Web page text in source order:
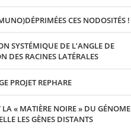
CES NODOSITÉS !
SYSTÉMIQUE DE L’ANGLE DE
DES RACINES LATÉRALES
PROJET REPHARE
« MATIÈRE NOIRE » DU GÉNOME
LES GÈNES DISTANTS